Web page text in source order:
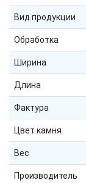
Вид продукции
Обработка
Ширина
Длина
Фактура
Цвет камня
Вес
Производитель